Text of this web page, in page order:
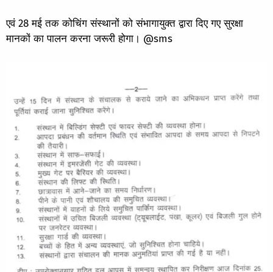
एवं 28 मई तक कोचिंग संस्थानों को संभागायुक्त द्वारा दिए गए सुरक्षा
मानकों का पालन करना जरूरी होगा। @sms